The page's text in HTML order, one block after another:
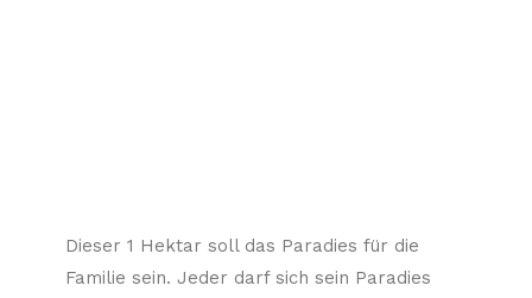
Dieser 1 Hektar soll das Paradies für die
Familie sein. Jeder darf sich sein Paradies